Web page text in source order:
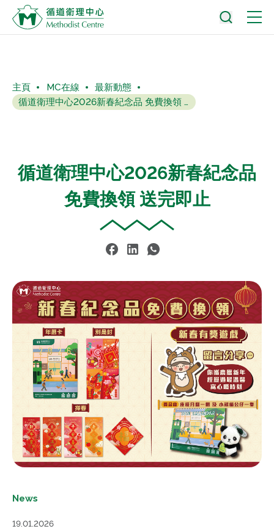
主頁 MC在線
最新動態
循道衛理中心2026新春紀念品 免費換領 送完即止
循道衛理中心2026新春紀念品
免費換領 送完即止
News
19.01.2026